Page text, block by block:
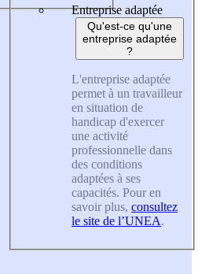
Entreprise adaptée
Qu'est-ce qu'une
entreprise adaptée
?
L'entreprise adaptée
permet à un travailleur
en situation de
handicap d'exercer
une activité
professionnelle dans
des conditions
adaptées à ses
capacités. Pour en
savoir plus, consultez
le site de l’UNEA.